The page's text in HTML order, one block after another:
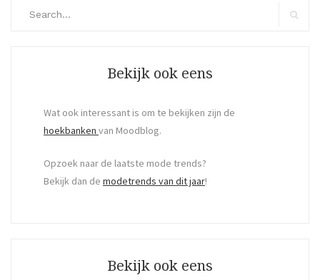
Bekijk ook eens
Wat ook interessant is om te bekijken zijn de
hoekbanken van Moodblog.
Opzoek naar de laatste mode trends?
Bekijk dan de modetrends van dit jaar!
Bekijk ook eens